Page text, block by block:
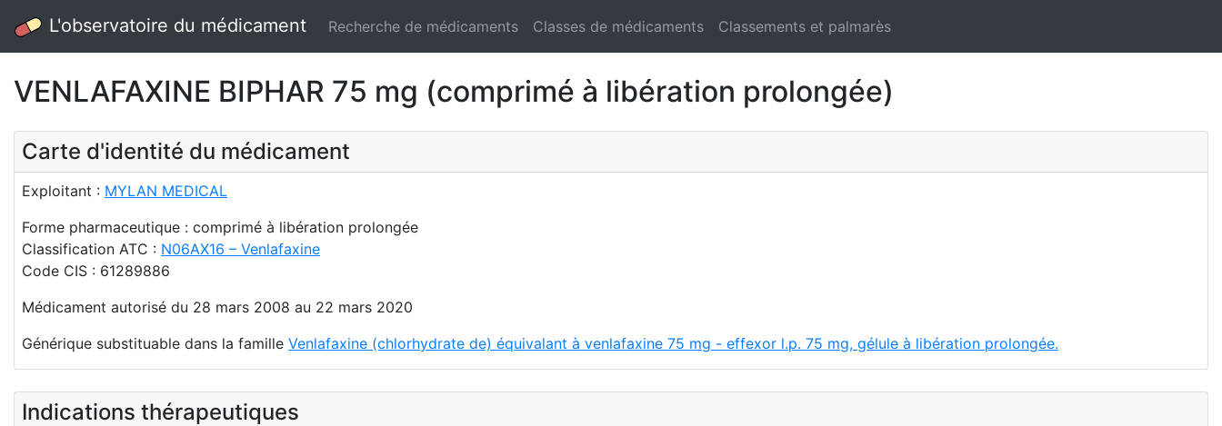
L'observatoire du médicament Recherche de médicaments Classes de médicaments Classements et palmarès
VENLAFAXINE BIPHAR 75 mg (comprimé à libération prolongée)
Carte d'identité du médicament
Exploitant : MYLAN MEDICAL
Forme pharmaceutique : comprimé à libération prolongée
Classification ATC : N06AX16 – Venlafaxine
Code CIS : 61289886
Médicament autorisé du 28 mars 2008 au 22 mars 2020
Générique substituable dans la famille Venlafaxine (chlorhydrate de) équivalant à venlafaxine 75 mg - effexor l.p. 75 mg, gélule à libération prolongée.
Indications thérapeutiques